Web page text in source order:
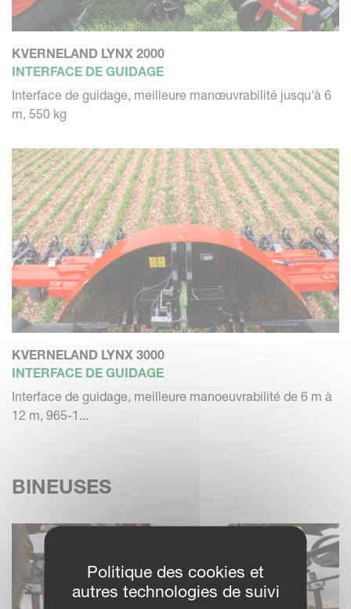
KVERNELAND LYNX 2000
INTERFACE DE GUIDAGE
Interface de guidage, meilleure manœuvrabilité jusqu'à 6
m, 550 kg
KVERNELAND LYNX 3000
INTERFACE DE GUIDAGE
Interface de guidage, meilleure manoeuvrabilité de 6 m à
12 m, 965-1...
BINEUSES
Politique des cookies et
autres technologies de suivi